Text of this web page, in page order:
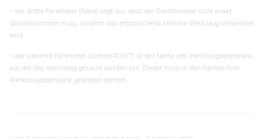
– der dritte Parameter (false) sagt aus, dass der Durchmesser nicht exakt
übereinstimmen muss, sondern das entsprechend kleinere Werkzeug verwendet
wird.
– der siebente Parameter („Center4CNC“) ist der Name der Werkzeugdatenbank,
aus der das Werkzeug gesucht werden soll. Dieser muss in den Namen Ihrer
Werkzeugdatenbank geändert werden.